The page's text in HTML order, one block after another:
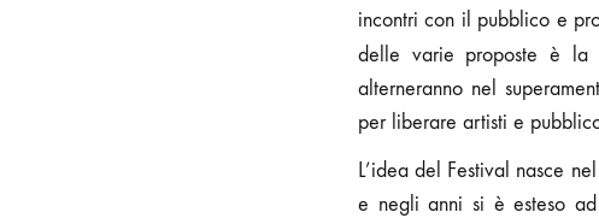
incontri con il pubblico e
delle varie proposte è la
alterneranno nel
per liberare artisti e
L’idea del Festival nasce
e negli anni si è esteso ad